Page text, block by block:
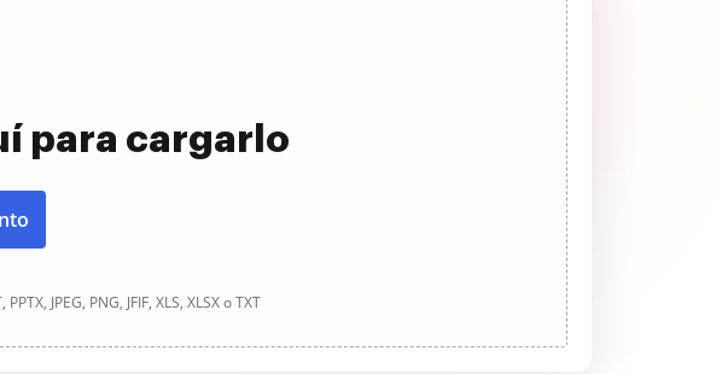
para cargarlo
JPEG, PNG, JFIF, XLS, XLSX o TXT